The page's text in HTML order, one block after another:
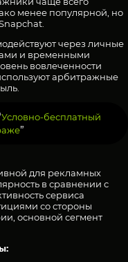
менее популярной, но
через личные
и временными
вовлеченности
арбитражные
Условно-бесплатный
”
для рекламных
в сравнении с
сервиса
со стороны
основной сегмент